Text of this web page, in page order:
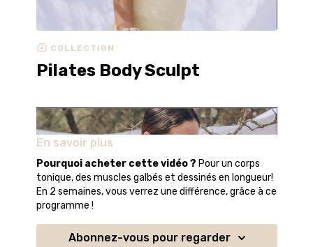
COLLECTION
Pilates Body Sculpt
En savoir plus
Pourquoi acheter cette vidéo ? Pour un corps
tonique, des muscles galbés et dessinés en longueur!
En 2 semaines, vous verrez une différence, grâce à ce
programme !
Abonnez-vous pour regarder